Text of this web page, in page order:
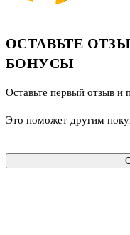
ОСТАВЬТЕ
БОНУСЫ
Оставьте первый отзыв и
Это поможет другим